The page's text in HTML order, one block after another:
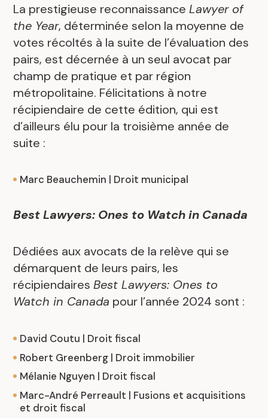
La prestigieuse reconnaissanceLawyer of
the Year, déterminée selon la moyenne de
votes récoltés à la suite de l’évaluation des
pairs, est décernée à un seul avocat par
champ de pratique et par région
métropolitaine. Félicitations à notre
récipiendaire de cette édition, qui est
d’ailleurs élu pour la troisième année de
suite :
Marc Beauchemin | Droit municipal
Best Lawyers: Ones to Watch in Canada
Dédiées aux avocats de la relève qui se
démarquent de leurs pairs, les
récipiendairesBest Lawyers: Ones to
Watch in Canada pour l’année 2024 sont :
David Coutu | Droit fiscal
Robert Greenberg | Droit immobilier
Mélanie Nguyen | Droit fiscal
Marc-André Perreault | Fusions et acquisitions
et droit fiscal